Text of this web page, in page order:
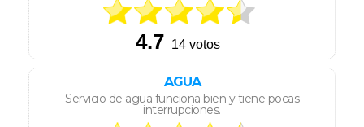
AGUA
Servicio de agua funciona bien y tiene pocas
interrupciones.